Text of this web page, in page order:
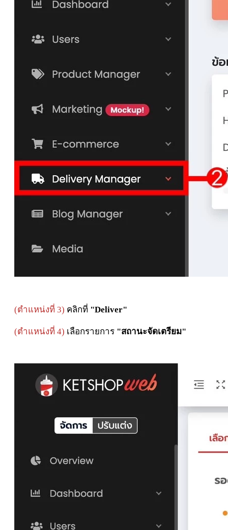
(ตำแหน่งที่ 3) คลิกที่ "Deliver"
(ตำแหน่งที่ 4) เลือกรายการ "สถานะจัดเตรียม"